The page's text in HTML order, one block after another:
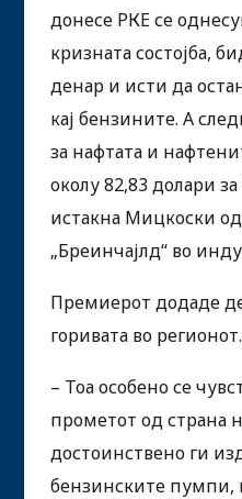
донесе РКЕ се
кризната состојба,
денар и исти да
кај бензините. А
за нафтата и
околу 82,83 долари
истакна Мицкоски
„Бреинчајлд“ во
Премиерот додаде
горивата во регионот.
– Тоа особено се
прометот од страна
достоинствено ги
бензинските пумпи,